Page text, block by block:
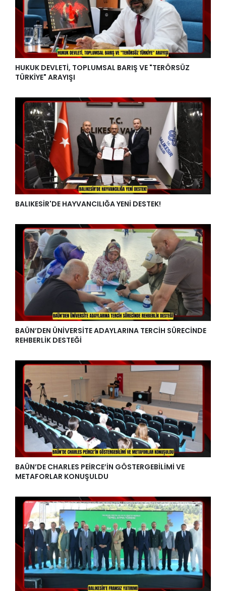
HUKUK DEVLETİ, TOPLUMSAL BARIŞ VE "TERÖRSÜZ
TÜRKİYE" ARAYIŞI
BALIKESİR'DE HAYVANCILIĞA YENİ DESTEK!
BAÜN’DEN ÜNİVERSİTE ADAYLARINA TERCİH SÜRECİNDE
REHBERLİK DESTEĞİ
BAÜN’DE CHARLES PEİRCE’İN GÖSTERGEBİLİMİ VE
METAFORLAR KONUŞULDU